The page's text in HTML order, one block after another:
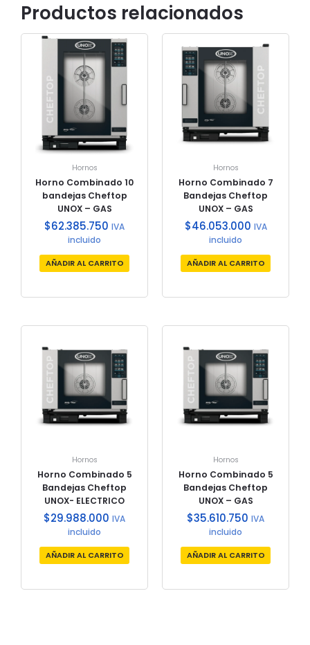
Productos relacionados
Hornos
Horno Combinado 10
bandejas Cheftop
UNOX – GAS
$62.385.750 IVA
incluido
AÑADIR AL CARRITO
Hornos
Horno Combinado 7
Bandejas Cheftop
UNOX – GAS
$46.053.000 IVA
incluido
AÑADIR AL CARRITO
Hornos
Horno Combinado 5
Bandejas Cheftop
UNOX- ELECTRICO
$29.988.000 IVA
incluido
AÑADIR AL CARRITO
Hornos
Horno Combinado 5
Bandejas Cheftop
UNOX – GAS
$35.610.750 IVA
incluido
AÑADIR AL CARRITO